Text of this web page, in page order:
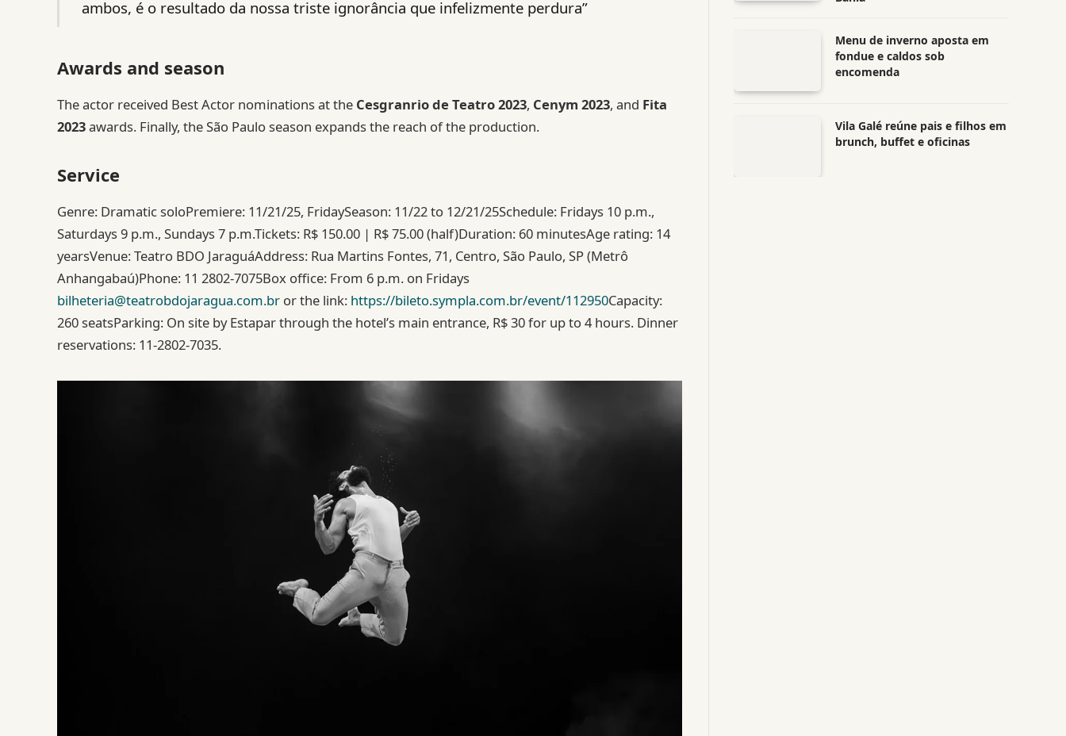
ambos, é o resultado da nossa triste ignorância que infelizmente perdura”
Awards and season
The actor received Best Actor nominations at the Cesgranrio de Teatro 2023, Cenym 2023, and Fita
2023awards. Finally, the São Paulo season expands the reach of the production.
Service
Genre: Dramatic soloPremiere: 11/21/25, FridaySeason: 11/22 to 12/21/25Schedule: Fridays 10 p.m.,
Saturdays 9 p.m., Sundays 7 p.m.Tickets: R$ 150.00 | R$ 75.00 (half)Duration: 60 minutesAge rating: 14
yearsVenue: Teatro BDO JaraguáAddress: Rua Martins Fontes, 71, Centro, São Paulo, SP (Metrô
Anhangabaú)Phone: 11 2802-7075Box office: From 6 p.m. on Fridays
bilheteria@teatrobdojaragua.com.br or the link: https://bileto.sympla.com.br/event/112950Capacity:
260 seatsParking: On site by Estapar through the hotel’s main entrance, R$ 30 for up to 4 hours. Dinner
reservations: 11-2802-7035.
Menu de inverno aposta em
fondue e caldos sob
encomenda
Vila Galé reúne pais e filhos em
brunch, buffet e oficinas